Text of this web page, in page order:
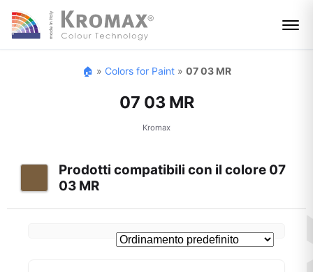
🏠 » Colors for Paint» 07 03 MR
07 03 MR
Kromax
Prodotti compatibili con il colore 07
03 MR